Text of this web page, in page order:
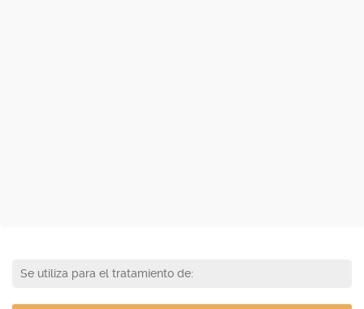
Se utiliza para el tratamiento de: